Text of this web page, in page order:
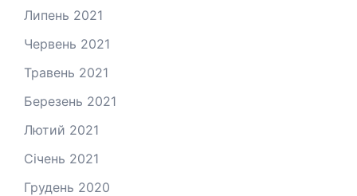
Липень 2021
Червень 2021
Травень 2021
Березень 2021
Лютий 2021
Січень 2021
Грудень 2020